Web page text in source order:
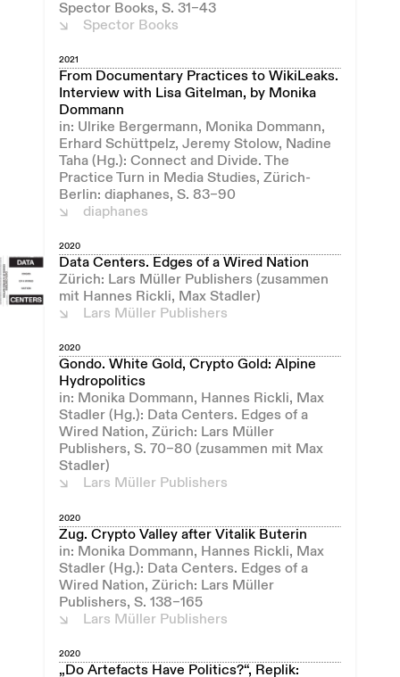
Spector Books, S. 31–43
Spector Books
2021
From Documentary Practices to WikiLeaks.
Interview with Lisa Gitelman, by Monika
Dommann
in: Ulrike Bergermann, Monika Dommann,
Erhard Schüttpelz, Jeremy Stolow, Nadine
Taha (Hg.): Connect and Divide. The
Practice Turn in Media Studies, Zürich-
Berlin: diaphanes, S. 83–90
diaphanes
2020
Data Centers. Edges of a Wired Nation
Zürich: Lars Müller Publishers (zusammen
mit Hannes Rickli, Max Stadler)
Lars Müller Publishers
2020
Gondo. White Gold, Crypto Gold: Alpine
Hydropolitics
in: Monika Dommann, Hannes Rickli, Max
Stadler (Hg.): Data Centers. Edges of a
Wired Nation, Zürich: Lars Müller
Publishers, S. 70–80 (zusammen mit Max
Stadler)
Lars Müller Publishers
2020
Zug. Crypto Valley after Vitalik Buterin
in: Monika Dommann, Hannes Rickli, Max
Stadler (Hg.): Data Centers. Edges of a
Wired Nation, Zürich: Lars Müller
Publishers, S. 138–165
Lars Müller Publishers
2020
„Do Artefacts Have Politics?“, Replik: